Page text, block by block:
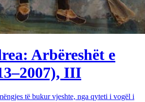
Arbëreshët e
III
të bukur vjeshte, nga qyteti i vogël i